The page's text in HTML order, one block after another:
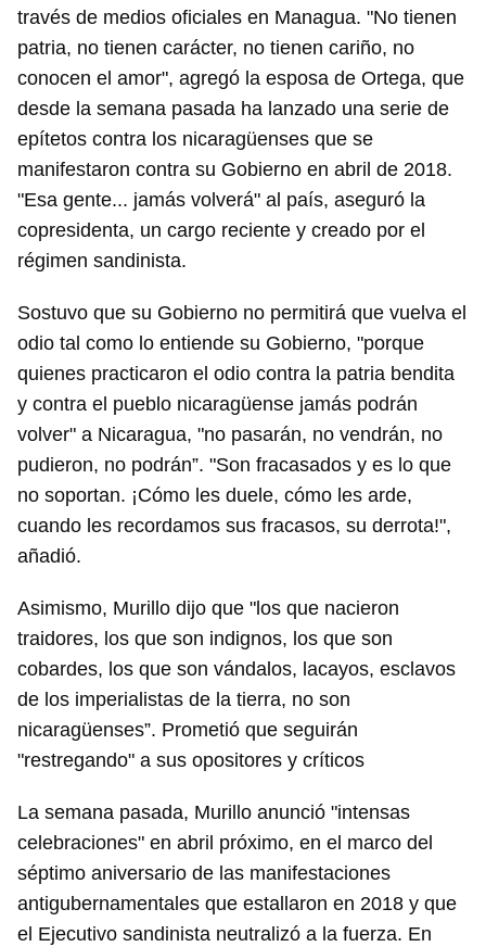
través de medios oficiales en Managua. "No tienen
patria, no tienen carácter, no tienen cariño, no
conocen el amor", agregó la esposa de Ortega, que
desde la semana pasada ha lanzado una serie de
epítetos contra los nicaragüenses que se
manifestaron contra su Gobierno en abril de 2018.
"Esa gente... jamás volverá" al país, aseguró la
copresidenta, un cargo reciente y creado por el
régimen sandinista.
Sostuvo que su Gobierno no permitirá que vuelva el
odio tal como lo entiende su Gobierno, "porque
quienes practicaron el odio contra la patria bendita
y contra el pueblo nicaragüense jamás podrán
volver" a Nicaragua, "no pasarán, no vendrán, no
pudieron, no podrán”. "Son fracasados y es lo que
no soportan. ¡Cómo les duele, cómo les arde,
cuando les recordamos sus fracasos, su derrota!",
añadió.
Asimismo, Murillo dijo que "los que nacieron
traidores, los que son indignos, los que son
cobardes, los que son vándalos, lacayos, esclavos
de los imperialistas de la tierra, no son
nicaragüenses”. Prometió que seguirán
"restregando" a sus opositores y críticos
La semana pasada, Murillo anunció "intensas
celebraciones" en abril próximo, en el marco del
séptimo aniversario de las manifestaciones
antigubernamentales que estallaron en 2018 y que
el Ejecutivo sandinista neutralizó a la fuerza. En